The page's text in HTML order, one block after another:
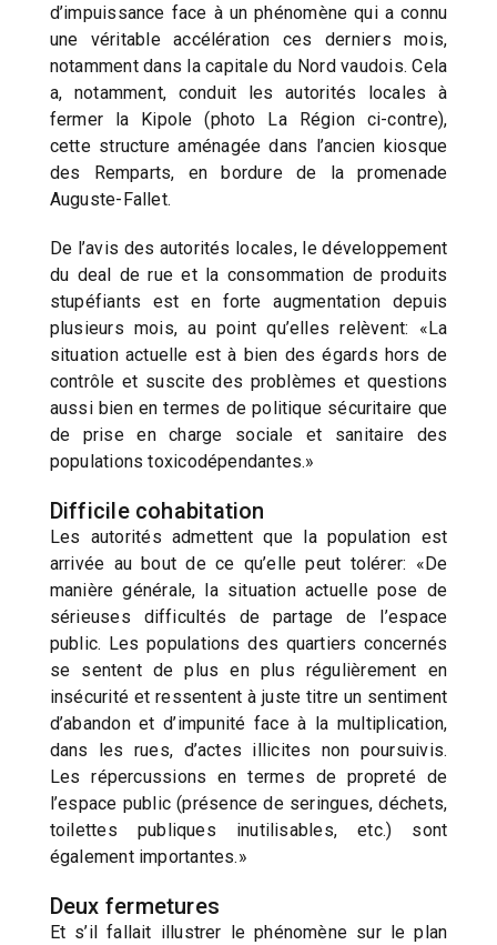
d’impuissance face à un phénomène qui a connu
une véritable accélération ces derniers mois,
notamment dans la capitale du Nord vaudois. Cela
a, notamment, conduit les autorités locales à
fermer la Kipole (photo La Région ci-contre),
cette structure aménagée dans l’ancien kiosque
des Remparts, en bordure de la promenade
Auguste-Fallet.
De l’avis des autorités locales, le développement
du deal de rue et la consommation de produits
stupéfiants est en forte augmentation depuis
plusieurs mois, au point qu’elles relèvent: «La
situation actuelle est à bien des égards hors de
contrôle et suscite des problèmes et questions
aussi bien en termes de politique sécuritaire que
de prise en charge sociale et sanitaire des
populations toxicodépendantes.»
Difficile cohabitation
Les autorités admettent que la population est
arrivée au bout de ce qu’elle peut tolérer: «De
manière générale, la situation actuelle pose de
sérieuses difficultés de partage de l’espace
public. Les populations des quartiers concernés
se sentent de plus en plus régulièrement en
insécurité et ressentent à juste titre un sentiment
d’abandon et d’impunité face à la multiplication,
dans les rues, d’actes illicites non poursuivis.
Les répercussions en termes de propreté de
l’espace public (présence de seringues, déchets,
toilettes publiques inutilisables, etc.) sont
également importantes.»
Deux fermetures
Et s’il fallait illustrer le phénomène sur le plan